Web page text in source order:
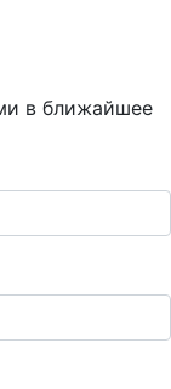
в ближайшее